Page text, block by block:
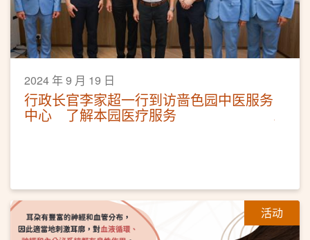
2024 年 9 月 19 日
行政长官李家超一行到访啬色园中医服务
中心 了解本园医疗服务
活动